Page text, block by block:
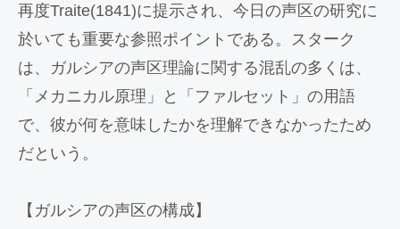
再度Traite(1841)に提示され、今日の声区の研究に
於いても重要な参照ポイントである。スターク
は、ガルシアの声区理論に関する混乱の多くは、
「メカニカル原理」と「ファルセット」の用語
で、彼が何を意味したかを理解できなかったため
だという。
【ガルシアの声区の構成】